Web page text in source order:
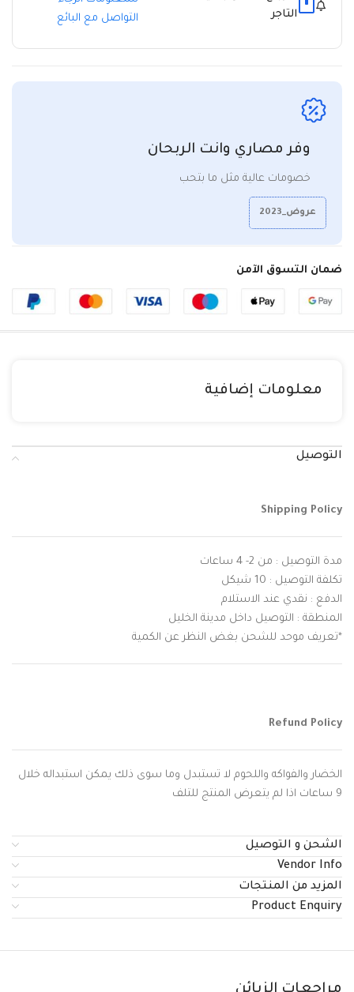
التاجر
التواصل مع البائع
وفر مصاري وانت الربحان
خصومات عالية مثل ما بتحب
عروض_2023
ضمان التسوق الآمن
معلومات إضافية
التوصيل
Shipping Policy
مدة التوصيل : من 2- 4 ساعات
تكلفة التوصيل : 10 شيكل
الدفع : نقدي عند الاستلام
المنطقة : التوصيل داخل مدينة الخليل
*تعريف موحد للشحن بغض النظر عن الكمية
Refund Policy
الخضار والفواكه واللحوم لا تستبدل وما سوى ذلك يمكن استبداله خلال
9 ساعات اذا لم يتعرض المنتج للتلف
الشحن و التوصيل
Vendor Info
المزيد من المنتجات
Product Enquiry